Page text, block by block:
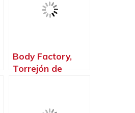
Body Factory,
Torrejón de